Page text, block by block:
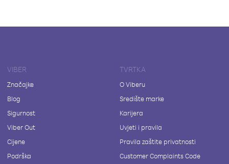
VIBER
Značajke
Blog
Sigurnost
Viber Out
Cijene
Podrška
TVRTKA
O Viberu
Središte marke
Karijera
Uvjeti i pravila
Pravila zaštite privatnosti
Customer Complaints Code